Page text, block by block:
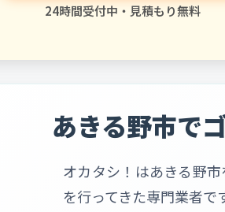
24時間受付中・見積もり無料
あきる野市で
オカタシ！はあきる野
を行ってきた専門業者で